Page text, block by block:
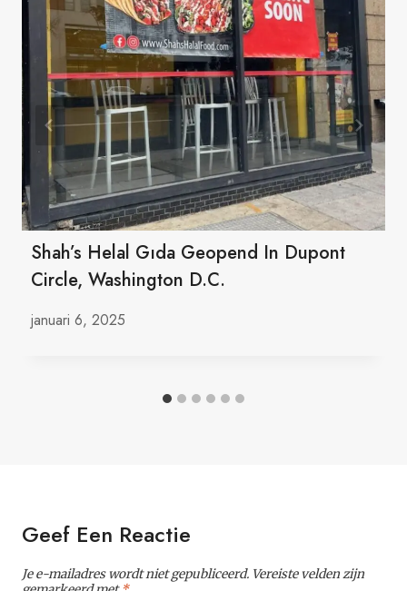
Shah’s Helal Gıda Geopend In Dupont
Circle, Washington D.C.
januari 6, 2025
Geef Een Reactie
Je e-mailadres wordt niet gepubliceerd. Vereiste velden zijn